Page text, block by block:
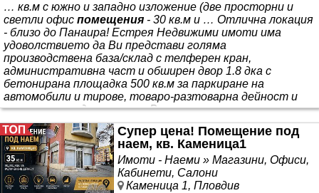
… кв.м с южно и западно изложение (две просторни и
светли офис помещения - 30 кв.м и … Отлична локация
- близо до Панаира! Естрея Недвижими имоти има
удоволствието да Ви представи голяма
производствена база/склад с телферен кран,
административна част и обширен двор 1.8 дка с
бетонирана площадка 500 кв.м за паркиране на
автомобили и тирове, товаро-разтоварна дейност и
открити складови площи. Възможност за наемане на
още едно хале на същото място. Предимства на
имота: ✅ Отлична локация и комуникации - близо до
Панаира и автомагистрала Тракия, в непосредствена
близост до булеварди; ✅ Телферен кран
Супер цена! Помещение под
наем, кв. Каменица1
Имоти - Наеми » Магазини, Офиси,
Кабинети, Салони
Каменица 1, Пловдив